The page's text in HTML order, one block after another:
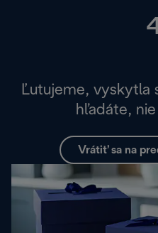
Ľutujeme, vyskytla
hľadáte,
Vrátiť sa na